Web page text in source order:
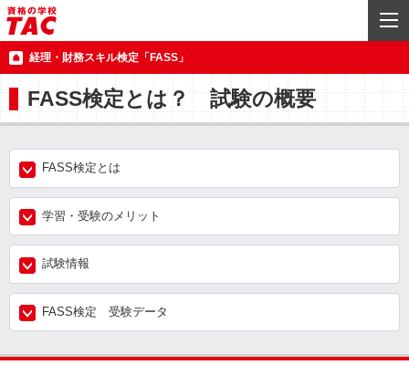
経理・財務スキル検定「FASS」
FASS検定とは？ 試験の概要
FASS検定とは
学習・受験のメリット
試験情報
FASS検定 受験データ